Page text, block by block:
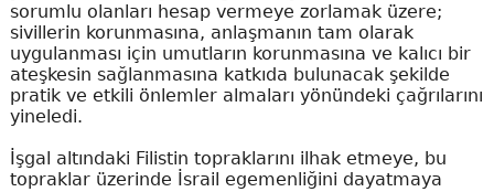
sorumlu olanları hesap vermeye zorlamak üzere;
sivillerin korunmasına, anlaşmanın tam olarak
uygulanması için umutların korunmasına ve kalıcı bir
ateşkesin sağlanmasına katkıda bulunacak şekilde
pratik ve etkili önlemler almaları yönündeki çağrılarını
yineledi.
İşgal altındaki Filistin topraklarını ilhak etmeye, bu
topraklar üzerinde İsrail egemenliğini dayatmaya